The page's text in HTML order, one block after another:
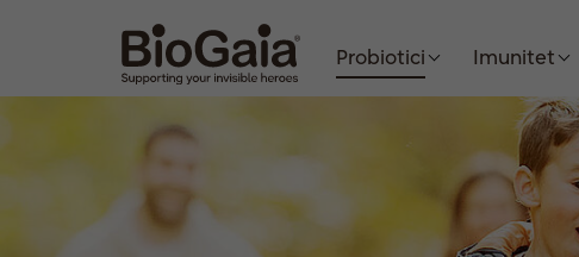
Probiotici Imunitet